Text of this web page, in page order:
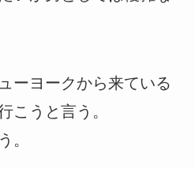
ーヨークから来ている
こうと言う。
。